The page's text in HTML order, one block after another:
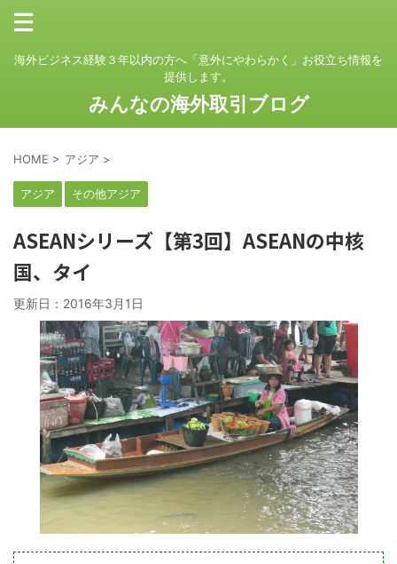
海外ビジネス経験３年以内の方へ「意外にやわらかく」お役立ち情報を
提供します。
みんなの海外取引ブログ
HOME > アジア >
アジア その他アジア
ASEANシリーズ【第3回】ASEANの中核
国、タイ
更新日： 2016年3月1日